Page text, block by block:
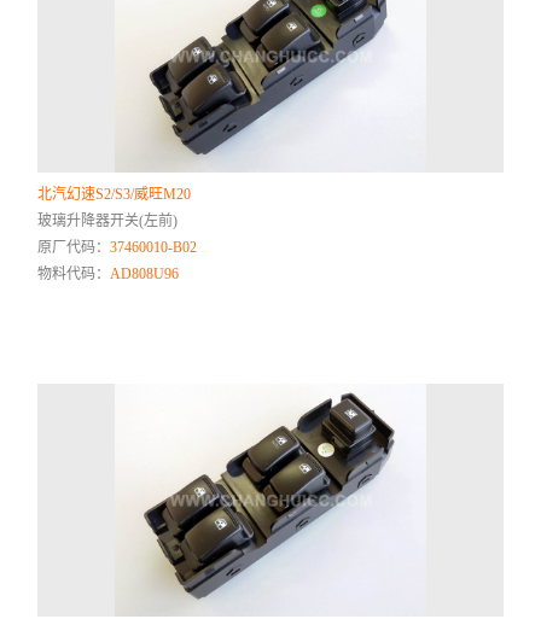
北汽幻速S2/S3/威旺M20
玻璃升降器开关(左前)
原厂代码：37460010-B02
物料代码：AD808U96